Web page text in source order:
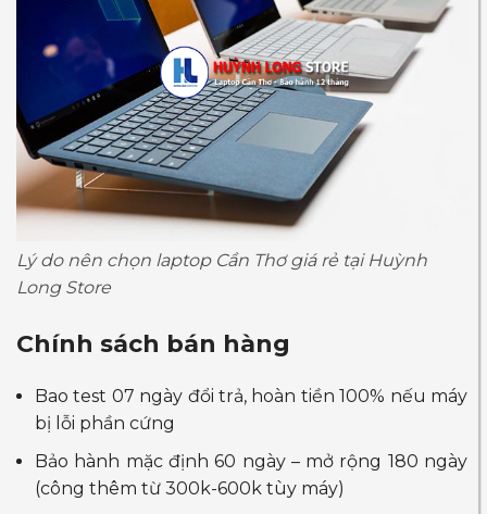
Lý do nên chọn laptop Cần Thơ giá rẻ tại Huỳnh
Long Store
Chính sách bán hàng
Bao test 07 ngày đổi trả, hoàn tiền 100% nếu máy
bị lỗi phần cứng
Bảo hành mặc định 60 ngày – mở rộng 180 ngày
(công thêm từ 300k-600k tùy máy)